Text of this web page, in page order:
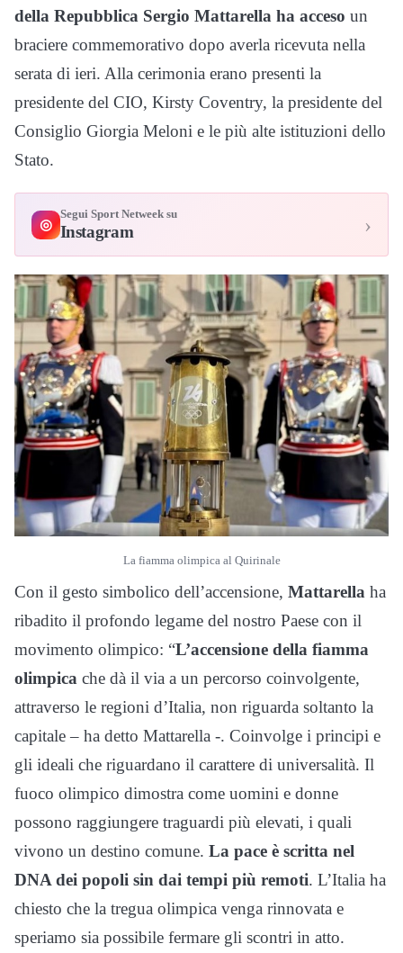
della Repubblica Sergio Mattarella ha acceso un
braciere commemorativo dopo averla ricevuta nella
serata di ieri. Alla cerimonia erano presenti la
presidente del CIO, Kirsty Coventry, la presidente del
Consiglio Giorgia Meloni e le più alte istituzioni dello
Stato.
◎
Segui Sport Netweek su
Instagram ›
La fiamma olimpica al Quirinale
Con il gesto simbolico dell’accensione, Mattarella ha
ribadito il profondo legame del nostro Paese con il
movimento olimpico: “L’accensione della fiamma
olimpica che dà il via a un percorso coinvolgente,
attraverso le regioni d’Italia, non riguarda soltanto la
capitale – ha detto Mattarella -. Coinvolge i principi e
gli ideali che riguardano il carattere di universalità. Il
fuoco olimpico dimostra come uomini e donne
possono raggiungere traguardi più elevati, i quali
vivono un destino comune. La pace è scritta nel
DNA dei popoli sin dai tempi più remoti. L’Italia ha
chiesto che la tregua olimpica venga rinnovata e
speriamo sia possibile fermare gli scontri in atto.